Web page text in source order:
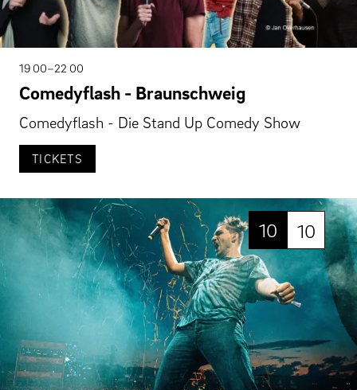
19 00–22 00
Comedyflash - Braunschweig
Comedyflash - Die Stand Up Comedy Show
TICKETS
10 10